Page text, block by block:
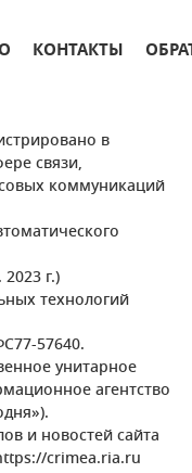
КОНТАКТЫ
в
связи,
коммуникаций
г.)
технологий
57640.
унитарное
агентство
и новостей сайта
crimea.ria.ru